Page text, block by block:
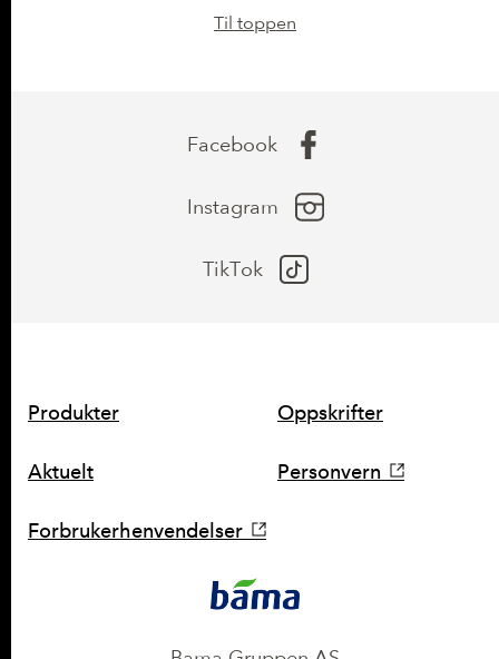
Til toppen
Facebook
Instagram
TikTok
SNARVEIER
Produkter Oppskrifter
Aktuelt Personvern
Forbrukerhenvendelser